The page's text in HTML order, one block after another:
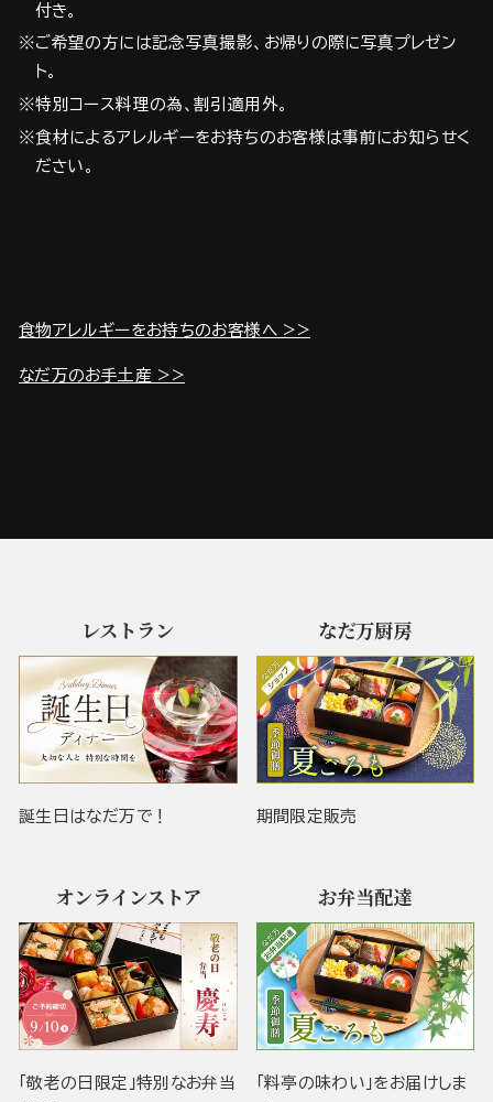
付き。
※ご希望の方には記念写真撮影、お帰りの際に写真プレゼン
ト。
※特別コース料理の為、割引適用外。
※食材によるアレルギーをお持ちのお客様は事前にお知らせく
ださい。
食物アレルギーをお持ちのお客様へ >>
なだ万のお手土産 >>
レストラン
誕生日はなだ万で！
なだ万厨房
期間限定販売
オンラインストア
「敬老の日限定」特別なお弁当
お弁当配達
「料亭の味わい」をお届けしま